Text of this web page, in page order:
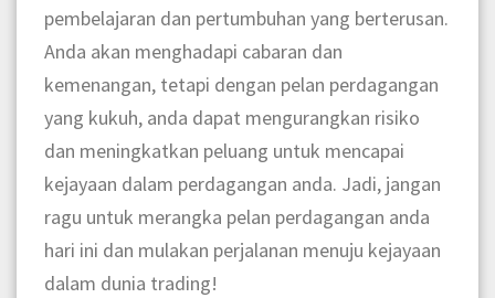
pembelajaran dan pertumbuhan yang berterusan.
Anda akan menghadapi cabaran dan
kemenangan, tetapi dengan pelan perdagangan
yang kukuh, anda dapat mengurangkan risiko
dan meningkatkan peluang untuk mencapai
kejayaan dalam perdagangan anda. Jadi, jangan
ragu untuk merangka pelan perdagangan anda
hari ini dan mulakan perjalanan menuju kejayaan
dalam dunia trading!